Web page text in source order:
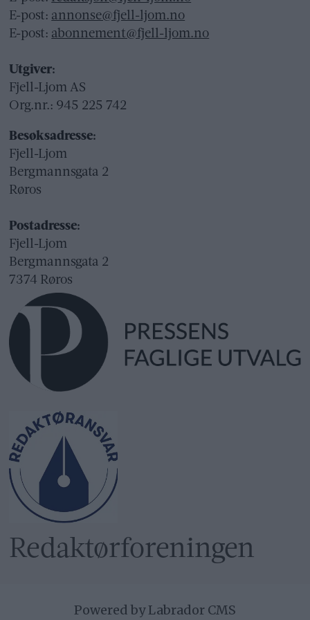
E-post: annonse@fjell-ljom.no
E-post: abonnement@fjell-ljom.no
Utgiver:
Fjell-Ljom AS
Org.nr.: 945 225 742
Besøksadresse:
Fjell-Ljom
Bergmannsgata 2
Røros
Postadresse:
Fjell-Ljom
Bergmannsgata 2
7374 Røros
Redaktør­foreningen
Powered by Labrador CMS